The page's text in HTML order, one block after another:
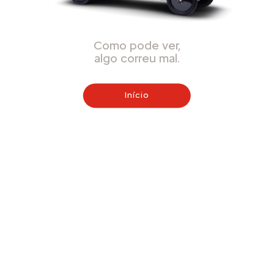
Como pode ver,
algo correu mal.
Início